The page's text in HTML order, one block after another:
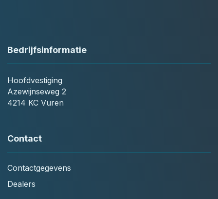
Bedrijfsinformatie
Hoofdvestiging
Azewijnseweg 2
4214 KC Vuren
Contact
Contactgegevens
Dealers